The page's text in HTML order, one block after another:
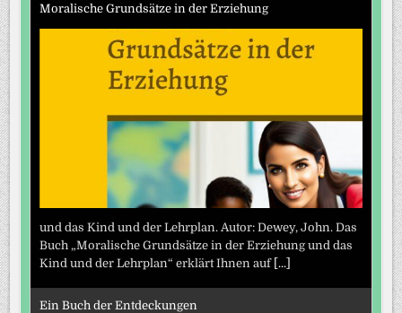
Moralische Grundsätze in der Erziehung
und das Kind und der Lehrplan. Autor: Dewey, John. Das
Buch „Moralische Grundsätze in der Erziehung und das
Kind und der Lehrplan“ erklärt Ihnen auf [...]
Ein Buch der Entdeckungen